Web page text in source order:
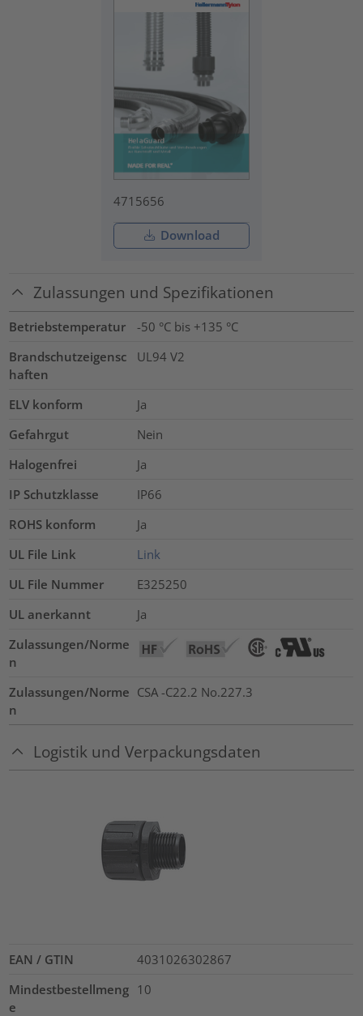
4715656
Download
Zulassungen und Spezifikationen
Betriebstemperatur
-50 °C bis +135 °C
Brandschutzeigensc
haften
UL94 V2
ELV konform
Ja
Gefahrgut
Nein
Halogenfrei
Ja
IP Schutzklasse
IP66
ROHS konform
Ja
UL File Link
Link
UL File Nummer
E325250
UL anerkannt
Ja
Zulassungen/Norme
n
Zulassungen/Norme
n
CSA -C22.2 No.227.3
Logistik und Verpackungsdaten
EAN / GTIN
4031026302867
Mindestbestellmeng
e
10